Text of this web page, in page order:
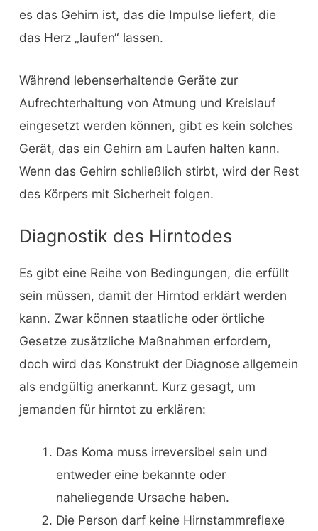
es das Gehirn ist, das die Impulse liefert, die
das Herz „laufen“ lassen.
Während lebenserhaltende Geräte zur
Aufrechterhaltung von Atmung und Kreislauf
eingesetzt werden können, gibt es kein solches
Gerät, das ein Gehirn am Laufen halten kann.
Wenn das Gehirn schließlich stirbt, wird der Rest
des Körpers mit Sicherheit folgen.
Diagnostik des Hirntodes
Es gibt eine Reihe von Bedingungen, die erfüllt
sein müssen, damit der Hirntod erklärt werden
kann. Zwar können staatliche oder örtliche
Gesetze zusätzliche Maßnahmen erfordern,
doch wird das Konstrukt der Diagnose allgemein
als endgültig anerkannt. Kurz gesagt, um
jemanden für hirntot zu erklären:
Das Koma muss irreversibel sein und
entweder eine bekannte oder
naheliegende Ursache haben.
Die Person darf keine Hirnstammreflexe